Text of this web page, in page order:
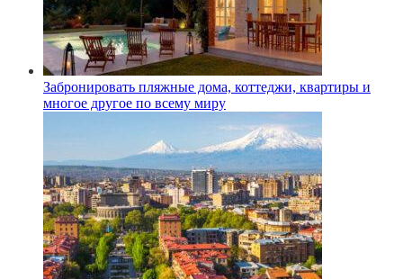
Забронировать пляжные дома, коттеджи, квартиры и
многое другое по всему миру